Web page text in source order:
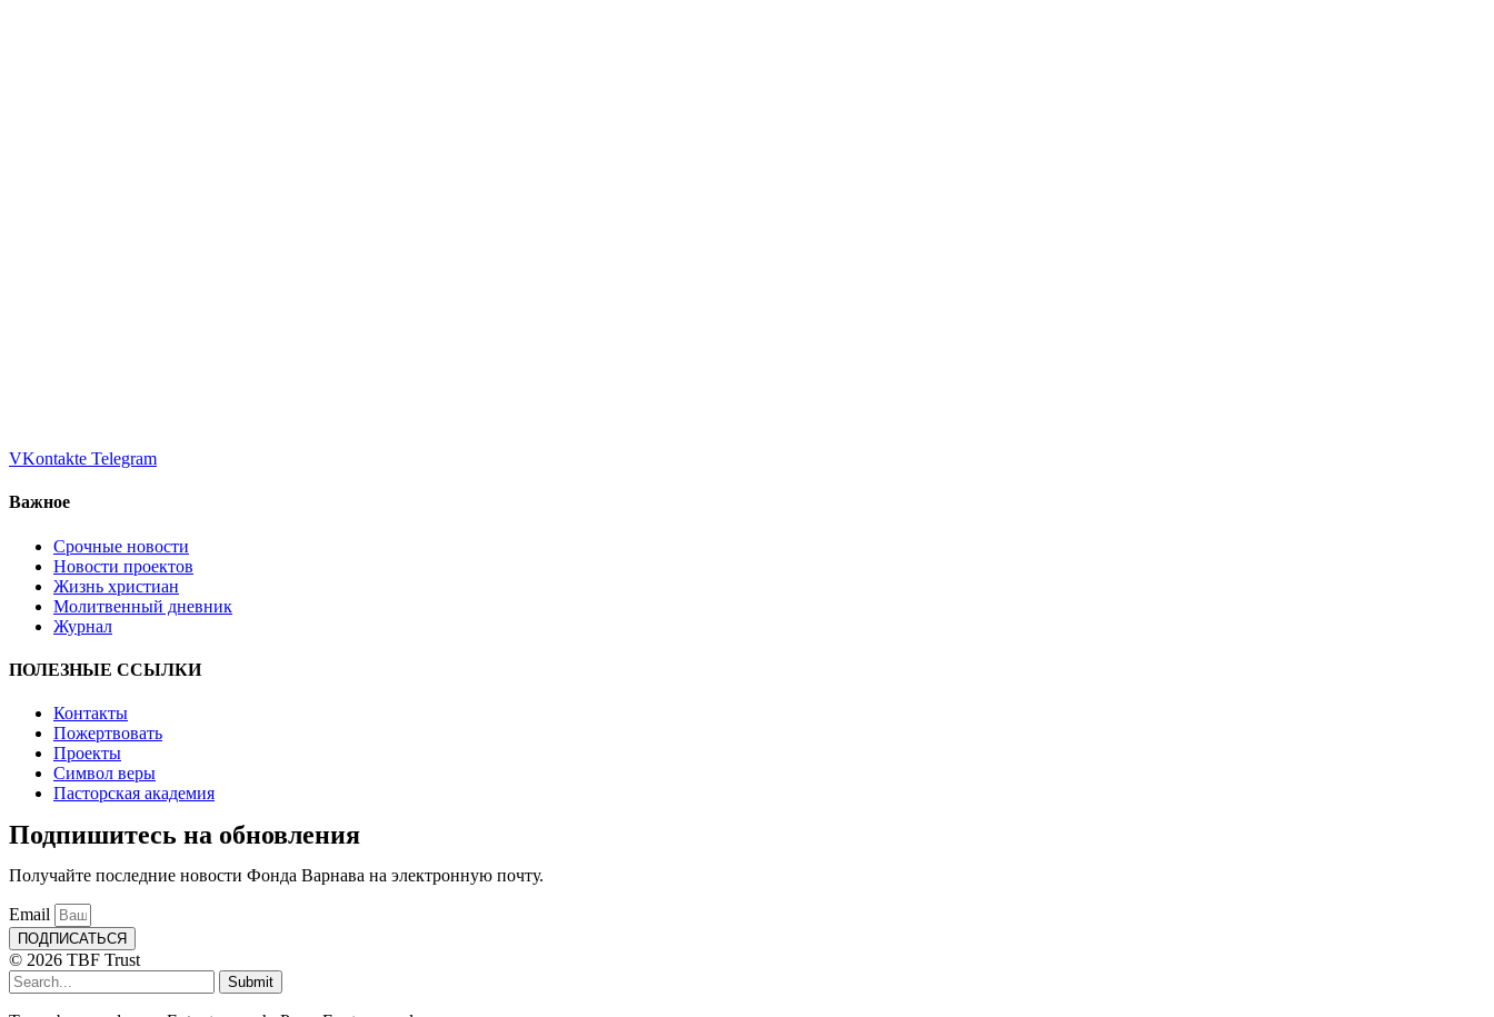
VKontakte Telegram
Важное
Срочные новости
Новости проектов
Жизнь христиан
Молитвенный дневник
Журнал
ПОЛЕЗНЫЕ ССЫЛКИ
Контакты
Пожертвовать
Проекты
Символ веры
Пасторская академия
Подпишитесь на обновления
Получайте последние новости Фонда Варнава на электронную почту.
Email
ПОДПИСАТЬСЯ
© 2026 TBF Trust
Submit